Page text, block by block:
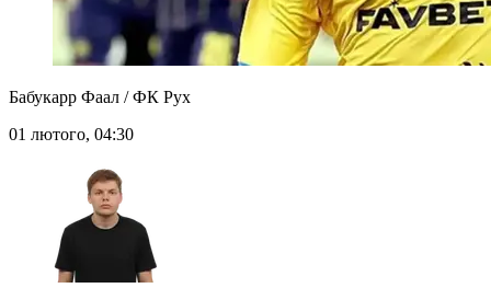
Бабукарр Фаал / ФК Рух
01 лютого, 04:30